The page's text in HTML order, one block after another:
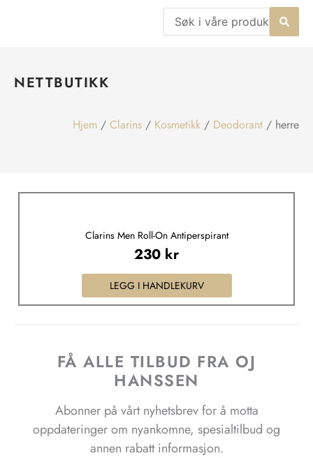
Search
...
NETTBUTIKK
Hjem / Clarins / Kosmetikk / Deodorant / herre
Clarins Men Roll-On Antiperspirant
230 kr
LEGG I HANDLEKURV
FÅ ALLE TILBUD FRA OJ
HANSSEN
Abonner på vårt nyhetsbrev for å motta
oppdateringer om nyankomne, spesialtilbud og
annen rabatt informasjon.